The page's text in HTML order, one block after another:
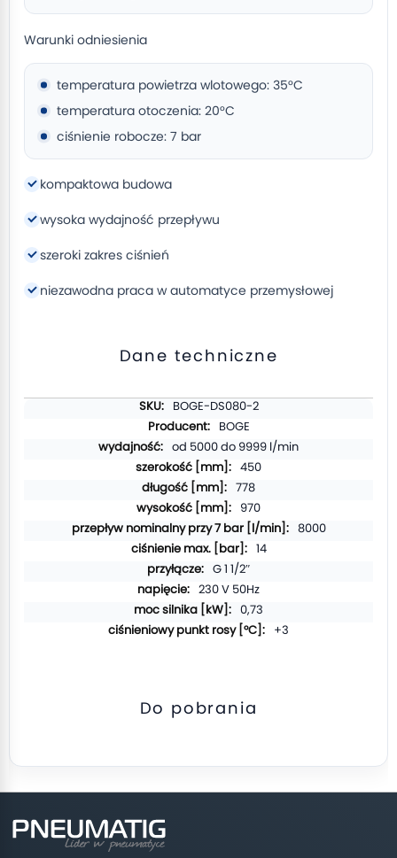
Warunki odniesienia
temperatura powietrza wlotowego: 35°C
temperatura otoczenia: 20°C
ciśnienie robocze: 7 bar
kompaktowa budowa
wysoka wydajność przepływu
szeroki zakres ciśnień
niezawodna praca w automatyce przemysłowej
Dane techniczne
BOGE-DS080-2
BOGE
od 5000 do 9999 l/min
450
778
970
8000
14
G 1 1/2″
230 V 50Hz
0,73
+3
Do pobrania